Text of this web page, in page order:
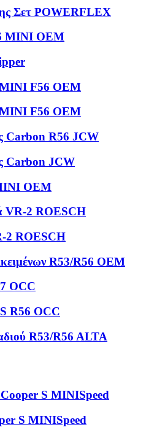
Σετ POWERFLEX
MINI OEM
MINI F56 OEM
MINI F56 OEM
Carbon R56 JCW
Carbon JCW
OEM
VR-2 ROESCH
2 ROESCH
R53/R56 OEM
OCC
R56 OCC
R53/R56 ALTA
S MINISpeed
S MINISpeed